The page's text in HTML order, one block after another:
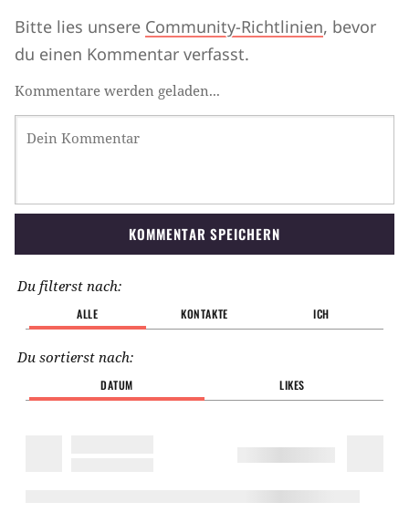
Bitte lies unsere Community-Richtlinien, bevor
du einen Kommentar verfasst.
Kommentare werden geladen...
KOMMENTAR SPEICHERN
Du filterst nach:
ALLE KONTAKTE ICH
Du sortierst nach:
DATUM LIKES